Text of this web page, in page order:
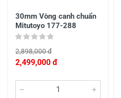
30mm Vòng canh chuẩn
Mitutoyo 177-288
2,898,000 đ
2,499,000 đ